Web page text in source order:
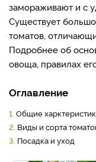
замораживают и с
Существует
томатов,
Подробнее об
овоща, правилах
Оглавление
1. Общие
2. Виды и сорта
3. Посадка и уход